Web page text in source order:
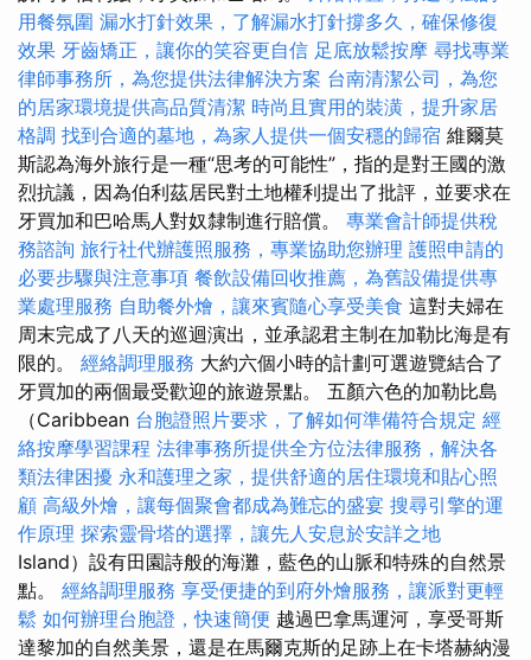
用餐氛圍 漏水打針效果，了解漏水打針撐多久，確保修復
效果 牙齒矯正，讓你的笑容更自信 足底放鬆按摩 尋找專業
律師事務所，為您提供法律解決方案 台南清潔公司，為您
的居家環境提供高品質清潔 時尚且實用的裝潢，提升家居
格調 找到合適的墓地，為家人提供一個安穩的歸宿 維爾莫
斯認為海外旅行是一種“思考的可能性”，指的是對王國的激
烈抗議，因為伯利茲居民對土地權利提出了批評，並要求在
牙買加和巴哈馬人對奴隸制進行賠償。 專業會計師提供稅
務諮詢 旅行社代辦護照服務，專業協助您辦理 護照申請的
必要步驟與注意事項 餐飲設備回收推薦，為舊設備提供專
業處理服務 自助餐外燴，讓來賓隨心享受美食 這對夫婦在
周末完成了八天的巡迴演出，並承認君主制在加勒比海是有
限的。 經絡調理服務 大約六個小時的計劃可選遊覽結合了
牙買加的兩個最受歡迎的旅遊景點。 五顏六色的加勒比島
（Caribbean 台胞證照片要求，了解如何準備符合規定 經
絡按摩學習課程 法律事務所提供全方位法律服務，解決各
類法律困擾 永和護理之家，提供舒適的居住環境和貼心照
顧 高級外燴，讓每個聚會都成為難忘的盛宴 搜尋引擎的運
作原理 探索靈骨塔的選擇，讓先人安息於安詳之地
Island）設有田園詩般的海灘，藍色的山脈和特殊的自然景
點。 經絡調理服務 享受便捷的到府外燴服務，讓派對更輕
鬆 如何辦理台胞證，快速簡便 越過巴拿馬運河，享受哥斯
達黎加的自然美景，還是在馬爾克斯的足跡上在卡塔赫納漫